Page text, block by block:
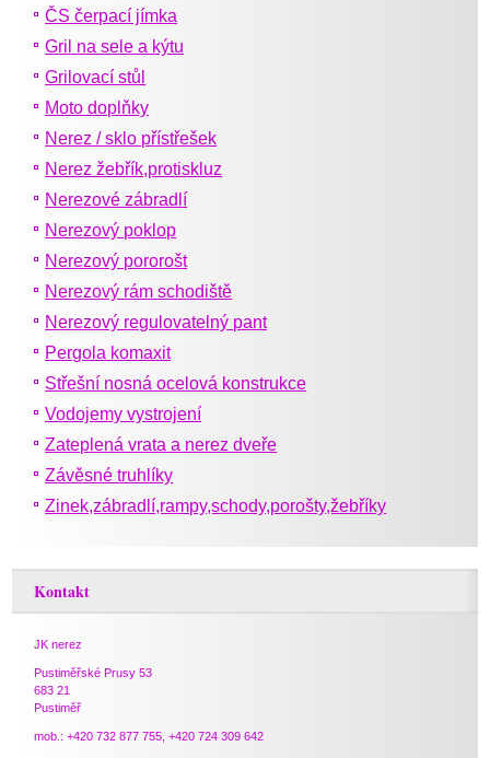
ČS čerpací jímka
Gril na sele a kýtu
Grilovací stůl
Moto doplňky
Nerez / sklo přístřešek
Nerez žebřík,protiskluz
Nerezové zábradlí
Nerezový poklop
Nerezový pororošt
Nerezový rám schodiště
Nerezový regulovatelný pant
Pergola komaxit
Střešní nosná ocelová konstrukce
Vodojemy vystrojení
Zateplená vrata a nerez dveře
Závěsné truhlíky
Zinek,zábradlí,rampy,schody,porošty,žebříky
Kontakt
JK nerez
Pustiměřské Prusy 53
683 21
Pustiměř
mob.: +420 732 877 755, +420 724 309 642